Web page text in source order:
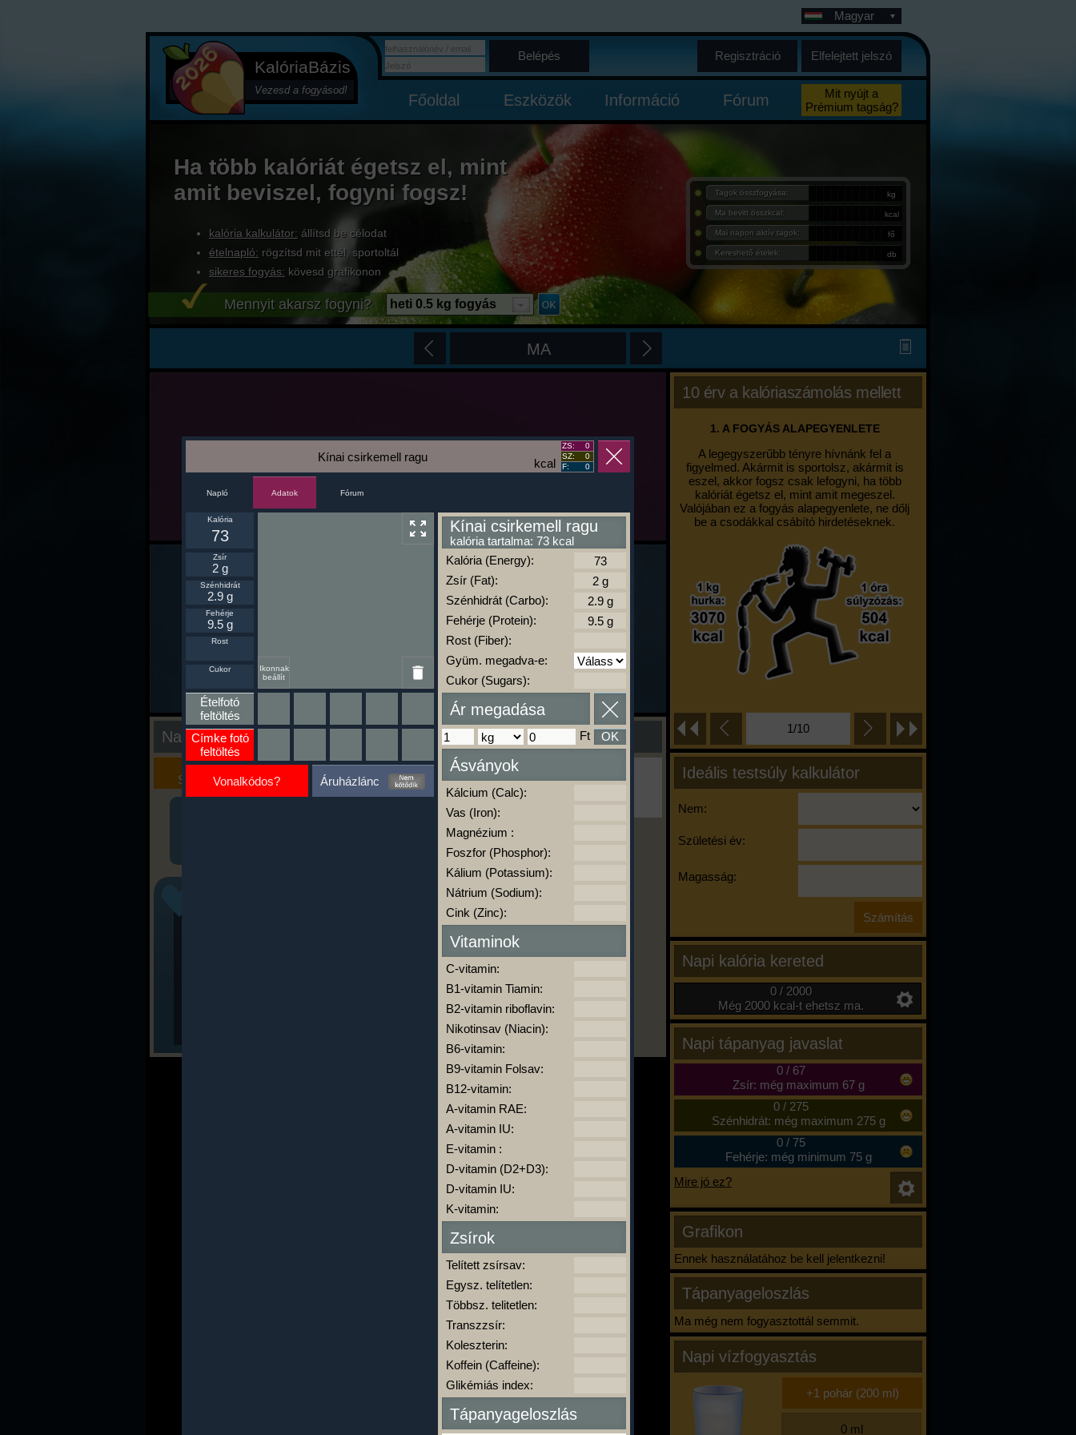
KalóriaBázis
Vezesd a fogyásod!
Magyar
Belépés Regisztráció Elfelejtett jelszó
Főoldal Eszközök Információ Fórum
Mit nyújt a
Prémium tagság?
Ha több kalóriát égetsz el, mint
amit beviszel, fogyni fogsz!
kalória kalkulátor: állítsd be célodat
ételnapló: rögzítsd mit ettél, sportoltál
sikeres fogyás: kövesd grafikonon
Tagok összfogyása: kg
Ma bevitt összkcal: kcal
Mai napon aktív tagok: fő
Kereshető ételek: db
Mennyit akarsz fogyni? heti 0.5 kg fogyás
MA
10 érv a kalóriaszámolás mellett
1. A FOGYÁS ALAPEGYENLETE
A legegyszerűbb tényre hívnánk fel a
figyelmed. Akármit is sportolsz, akármit is
eszel, akkor fogsz csak lefogyni, ha több
kalóriát égetsz el, mint amit megeszel.
Valójában ez a fogyás alapegyenlete, ne dőlj
be a csodákkal csábító hirdetéseknek.
1/10
Ideális testsúly kalkulátor
Nem:
Születési év:
Magasság:
Napi kalória kereted
0 / 2000
Még 2000 kcal-t ehetsz ma.
Napi tápanyag javaslat
0/ 67
Zsír: még maximum 67 g
0/ 275
Szénhidrát: még maximum 275 g
0/ 75
Fehérje: még minimum 75 g
Mire jó ez?
Grafikon
Ennek használatához be kell jelentkezni!
Tápanyageloszlás
Ma még nem fogyasztottál semmit.
Napi vízfogyasztás
Nap kiértékelése
Kalória
Szimulátor
Szöveges
Értékelés
Ha ma már nem eszel/sportolsz többet,
kattints a kiértékelésre!
A Kalória Szimulátor Prémium funkció.
-
kcal
Kínai csirkemell ragu
ZS:
0
SZ:
0
F:
0
Napló Adatok Fórum
Ikonnak
beállít
Kalória
73
Zsír
2 g
Szénhidrát
2.9 g
Fehérje
9.5 g
Rost
Cukor
Ételfotó
feltöltés
Címke fotó
feltöltés
Vonalkódos? Áruházlánc
Kínai csirkemell ragu
kalória tartalma: 73 kcal
Kalória (Energy):
Zsír (Fat):
Szénhidrát (Carbo):
Fehérje (Protein):
Rost (Fiber):
Gyüm. megadva-e:
Cukor (Sugars):
Ár megadása
Ft OK
Ásványok
Kálcium (Calc):
Vas (Iron):
Magnézium :
Foszfor (Phosphor):
Kálium (Potassium):
Nátrium (Sodium):
Cink (Zinc):
Vitaminok
C-vitamin:
B1-vitamin Tiamin:
B2-vitamin riboflavin:
Nikotinsav (Niacin):
B6-vitamin:
B9-vitamin Folsav:
B12-vitamin:
A-vitamin RAE:
A-vitamin IU:
E-vitamin :
D-vitamin (D2+D3):
D-vitamin IU:
K-vitamin:
Zsírok
Telített zsírsav:
Egysz. telítetlen:
Többsz. telitetlen:
Transzzsír:
Koleszterin:
Koffein (Caffeine):
Glikémiás index:
Tápanyageloszlás